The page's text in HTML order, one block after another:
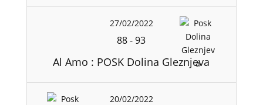
27/02/2022
88-93
Al Amo : POSK Dolina Gleznjeva
20/02/2022